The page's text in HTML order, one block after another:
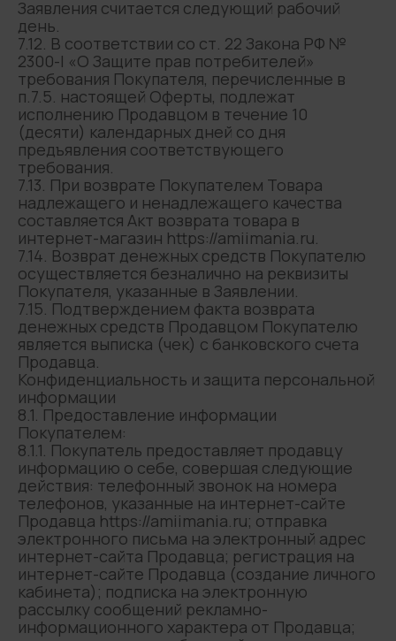
Заявления считается следующий рабочий
день.
7.12. В соответствии со ст. 22 Закона РФ №
2300-I «О Защите прав потребителей»
требования Покупателя, перечисленные в
п.7.5. настоящей Оферты, подлежат
исполнению Продавцом в течение 10
(десяти) календарных дней со дня
предъявления соответствующего
требования.
7.13. При возврате Покупателем Товара
надлежащего и ненадлежащего качества
составляется Акт возврата товара в
интернет-магазин https://amiimania.ru.
7.14. Возврат денежных средств Покупателю
осуществляется безналично на реквизиты
Покупателя, указанные в Заявлении.
7.15. Подтверждением факта возврата
денежных средств Продавцом Покупателю
является выписка (чек) с банковского счета
Продавца.
Конфиденциальность и защита персональной
информации
8.1. Предоставление информации
Покупателем:
8.1.1. Покупатель предоставляет продавцу
информацию о себе, совершая следующие
действия: телефонный звонок на номера
телефонов, указанные на интернет-сайте
Продавца https://amiimania.ru; отправка
электронного письма на электронный адрес
интернет-сайта Продавца; регистрация на
интернет-сайте Продавца (создание личного
кабинета); подписка на электронную
рассылку сообщений рекламно-
информационного характера от Продавца;